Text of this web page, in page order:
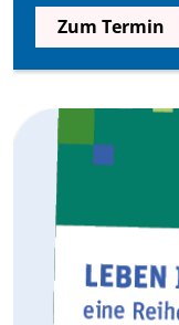
Zum Termin